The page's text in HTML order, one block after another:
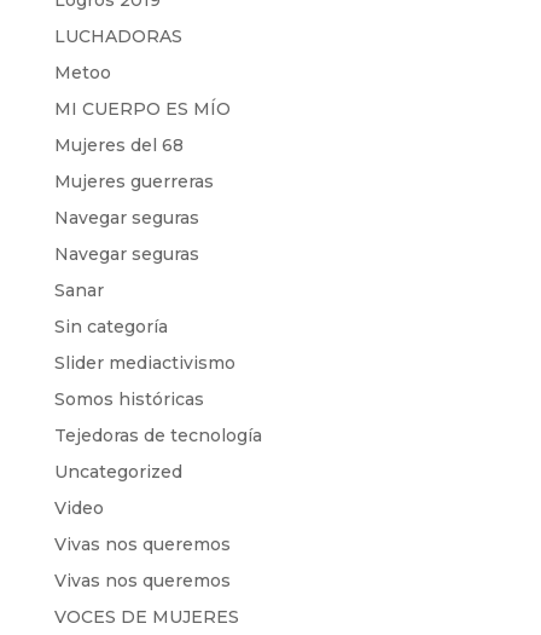
LUCHADORAS
Metoo
MI CUERPO ES MÍO
Mujeres del 68
Mujeres guerreras
Navegar seguras
Navegar seguras
Sanar
Sin categoría
Slider mediactivismo
Somos históricas
Tejedoras de tecnología
Uncategorized
Video
Vivas nos queremos
Vivas nos queremos
VOCES DE MUJERES